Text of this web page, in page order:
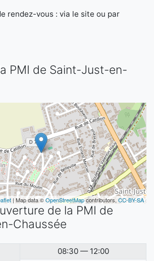
rendez-vous : via le site ou par
PMI de Saint-Just-en-
| Map data ©OpenStreetMapcontributors, CC-BY-SA
de la PMI de
Chaussée
08:30 — 12:00